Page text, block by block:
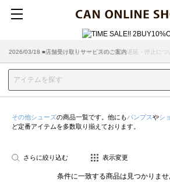
2026/07/29 ■【お知らせ】ヤマト運輸の配送遅延・停止につ
2026/03/18 ■店舗受け取りサービスのご案内
その他シューズの商品一覧です。他にもパンプスやシ
ど定番アイテムを多数取り揃えております。
さらに絞り込む 表示変更
条件に一致する商品は見つかりませ